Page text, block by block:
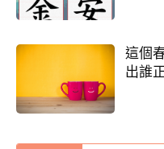
這個
出誰
他的異性關